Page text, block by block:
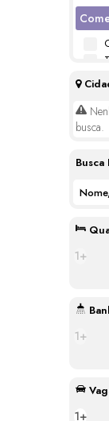
busca.
1+
1+
1+